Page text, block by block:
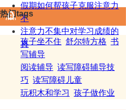
假期如何帮孩子克服注意力
不
注意力不集中对学习成绩的
真
热门tags
孩子坐不住 舒尔特方格 书
写辅导
阅读辅导 读写障碍辅导技
巧 读写障碍儿童
玩积木和学习 孩子做作业